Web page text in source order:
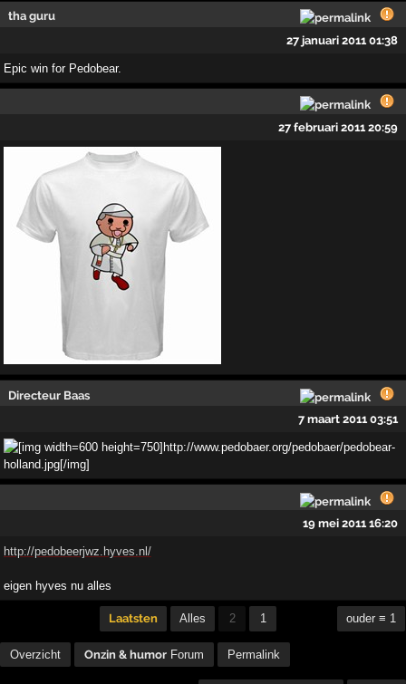
tha guru
27 januari 2011 01:38
Epic win for Pedobear.
27 februari 2011 20:59
Directeur Baas
7 maart 2011 03:51
19 mei 2011 16:20
http://pedobeerjwz.hyves.nl/
eigen hyves nu alles
Laatsten Alles 2 1 ouder ≡ 1
Overzicht Onzin & humor Forum Permalink